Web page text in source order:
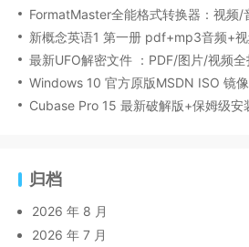
最新UFO解密文件 ：PDF/图片/视频
Windows 10 官方原版MSDN ISO 镜
Cubase Pro 15 最新破解版+保姆级安
归档
2026 年 8 月
2026 年 7 月